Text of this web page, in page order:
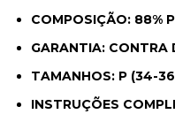
COMPOSIÇÃO: 88%
GARANTIA: CONTRA
TAMANHOS: P (34-
INSTRUÇÕES